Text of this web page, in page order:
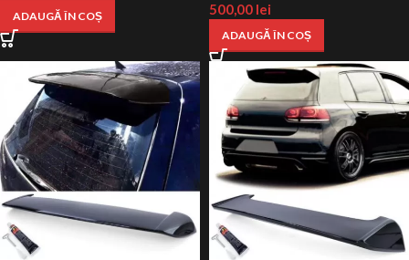
ADAUGĂ ÎN COȘ
500,00 lei
ADAUGĂ ÎN COȘ